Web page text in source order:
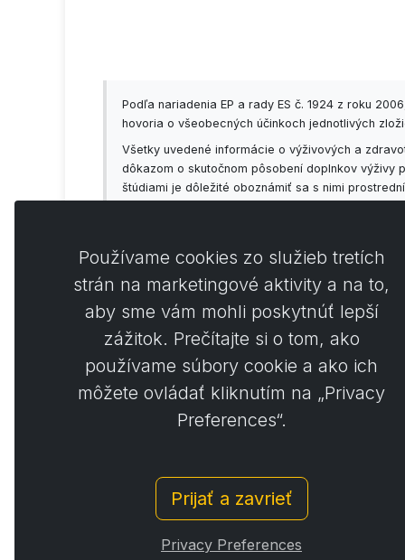
Podľa nariadenia EP a rady ES č. 1924 z roku
hovoria o všeobecných účinkoch jednotlivých
Všetky uvedené informácie o výživových a
dôkazom o skutočnom pôsobení doplnkov
štúdiami je dôležité oboznámiť sa s nimi
0
© Copyright 2014 - 2026
Používame cookies zo služieb tretích
strán na marketingové aktivity a na to,
aby sme vám mohli poskytnúť lepší
zážitok. Prečítajte si o tom, ako
používame súbory cookie a ako ich
môžete ovládať kliknutím na „Privacy
Preferences“.
Prijať a zavrieť
Privacy Preferences